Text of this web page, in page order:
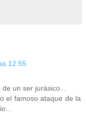
12:55
un ser jurásico...
el famoso ataque de la